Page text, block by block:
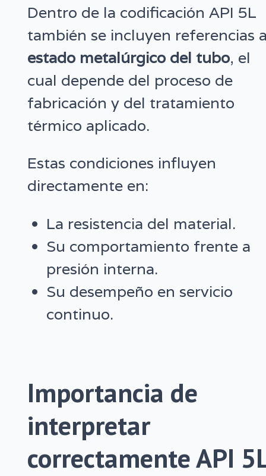
Dentro de la codificación API 5L
también se incluyen referencias
estado metalúrgico del tubo, el
cual depende del proceso de
fabricación y del tratamiento
térmico aplicado.
Estas condiciones influyen
directamente en:
La resistencia del material.
Su comportamiento frente a
presión interna.
Su desempeño en servicio
continuo.
Importancia de
interpretar
correctamente API